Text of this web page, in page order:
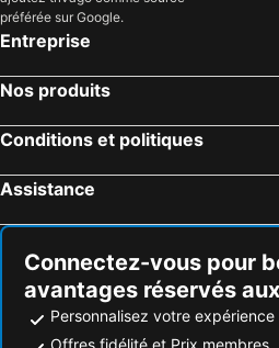
préférée sur Google.
Entreprise
Nos produits
Conditions et politiques
Assistance
Connectez-vous pour
avantages réservés
Personnalisez votre expérience
Offres fidélité et Prix membres